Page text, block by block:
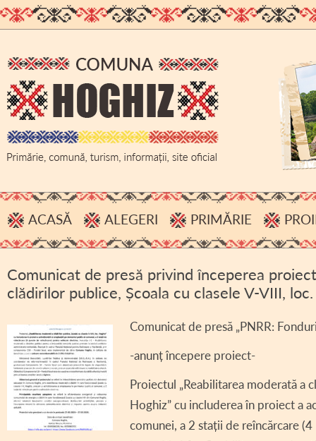
ACASĂ ALEGERI
PROCESE VERBALE, INFORMĂRI
HOTĂRÂRI B.E.C.
PRIMĂRIE
ADMINISTRAȚIE
BUGET
ACHIZIȚII PUBLICE
DECLARAȚII DE
DECLARAȚII DE
CONSILIUL LOCAL
Comunicat de presă privind începerea
clădirilor publice, Școala cu clasele V-VIII,
Comunicat de presă „PNRR:
-anunț începere proiect-
Proiectul „Reabilitarea moderată a
Hoghiz” cu includerea în proiect a
comunei, a 2 stații de reîncărcare